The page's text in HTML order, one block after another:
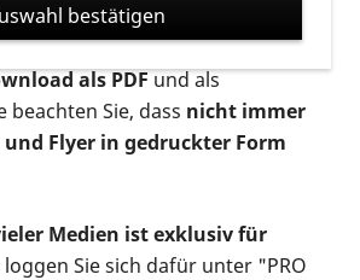
angeboten: zur
als gedruckte Variante
als PDFund als
beachten Sie, dass nicht immer
Flyer in gedruckter Form
Medien ist exklusiv für
loggen Sie sich dafür unter "PRO
bestätigen